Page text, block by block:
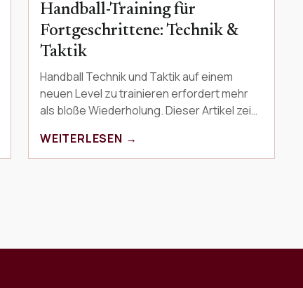
Handball-Training für
Fortgeschrittene: Technik &
Taktik
Handball Technik und Taktik auf einem
neuen Level zu trainieren erfordert mehr
als bloße Wiederholung. Dieser Artikel zeigt
Technik unter D…
WEITERLESEN →